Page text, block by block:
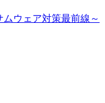
ムウェア対策最前線～